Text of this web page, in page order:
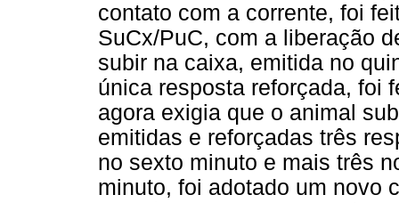
contato com a corrente, foi
SuCx/PuC, com a liberação
subir na caixa, emitida no
única resposta reforçada, foi
agora exigia que o animal
emitidas e reforçadas três
no sexto minuto e mais três
minuto, foi adotado um novo